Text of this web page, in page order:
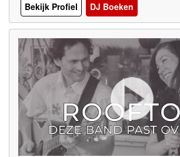
Bekijk Profiel
DJ Boeken